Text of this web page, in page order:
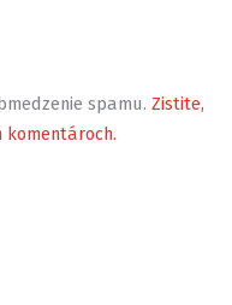
spamu. Zistite,
komentároch.